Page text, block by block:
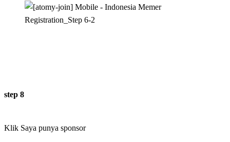
step 8
Klik Saya punya sponsor